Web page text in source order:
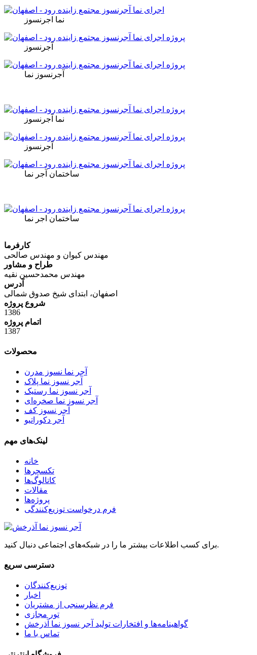
نما اجرنسوز
آجرنسوز
آجرنسوز نما
نما آجرنسوز
آجرنسوز
ساختمان آجر نما
ساختمان اجر نما
کارفرما
مهندس کیوان و مهندس صالحی
طراح و مشاور
مهندس محمدحسین نقیه
آدرس
اصفهان، ابتدای شیخ صدوق شمالی
شروع پروژه
1386
اتمام پروژه
1387
محصولات
آجر نما نسوز مدرن
آجر نسوز نما پلاک
آجر نسوز نما رستیک
آجر نسوز نما صخره‌ای
آجر نسوز کف
آجر دکوراتیو
لینک‌های مهم
خانه
تکسچرها
کاتالوگ‌ها
مقالات
پروژه‌ها
فرم درخواست توزیع‌کنندگی
برای کسب اطلاعات بیشتر ما را در شبکه‌های اجتماعی دنبال کنید.
دسترسی سریع
توزیع‌کنندگان
اخبار
فرم نظرسنجی از مشتریان
تور مجازی
گواهینامه‌ها و افتخارات تولید آجر نسوز نما آذرخش
تماس با ما